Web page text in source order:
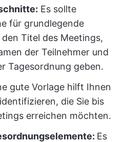
Es sollte
für grundlegende
Titel des Meetings,
der Teilnehmer und
Tagesordnung geben.
gute Vorlage hilft Ihnen
die Sie bis
erreichen möchten.
Es